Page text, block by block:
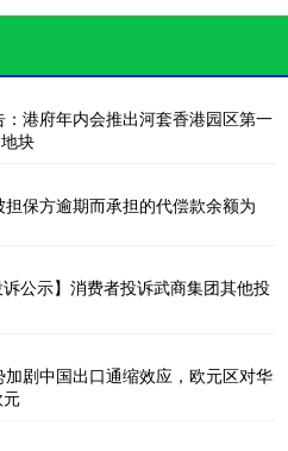
港府年内会推出河套香港园区第一
块
保方逾期而承担的代偿款余额为
公示】消费者投诉武商集团其他投
剧中国出口通缩效应，欧元区对华